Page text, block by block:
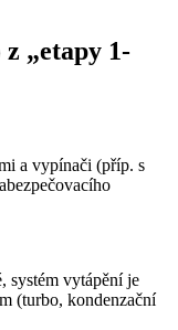
„etapy 1-
a vypínači (příp. s
systém vytápění je
(turbo, kondenzační